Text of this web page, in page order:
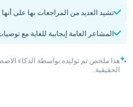
تشيد العديد من المراجعات بها على
المشاعر العامة إيجابية للغاية مع
هذا ملخص تم توليده بواسطة الذكاء
الحقيقية.